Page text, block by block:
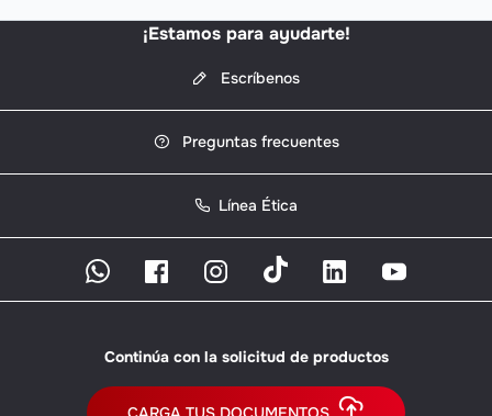
¡Estamos para ayudarte!
Escríbenos
Preguntas frecuentes
Línea Ética
Continúa con la solicitud de productos